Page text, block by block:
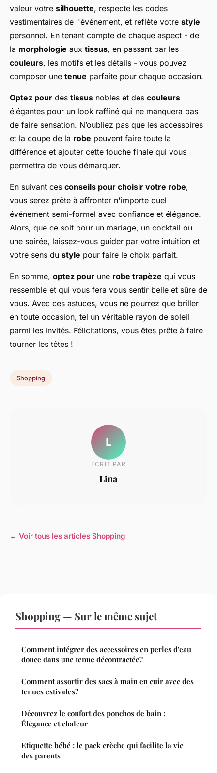
valeur votre silhouette, respecte les codes
vestimentaires de l'événement, et reflète votre style
personnel. En tenant compte de chaque aspect - de
la morphologie aux tissus, en passant par les
couleurs, les motifs et les détails - vous pouvez
composer une tenue parfaite pour chaque occasion.
Optez pour des tissus nobles et des couleurs
élégantes pour un look raffiné qui ne manquera pas
de faire sensation. N’oubliez pas que les accessoires
et la coupe de la robe peuvent faire toute la
différence et ajouter cette touche finale qui vous
permettra de vous démarquer.
En suivant ces conseils pour choisir votre robe,
vous serez prête à affronter n'importe quel
événement semi-formel avec confiance et élégance.
Alors, que ce soit pour un mariage, un cocktail ou
une soirée, laissez-vous guider par votre intuition et
votre sens du style pour faire le choix parfait.
En somme, optez pour une robe trapèze qui vous
ressemble et qui vous fera vous sentir belle et sûre de
vous. Avec ces astuces, vous ne pourrez que briller
en toute occasion, tel un véritable rayon de soleil
parmi les invités. Félicitations, vous êtes prête à faire
tourner les têtes !
Shopping
L
ECRIT PAR
Lina
← Voir tous les articles Shopping
Shopping — Sur le même sujet
Comment intégrer des accessoires en perles d'eau
douce dans une tenue décontractée?
Comment assortir des sacs à main en cuir avec des
tenues estivales?
Découvrez le confort des ponchos de bain :
Élégance et chaleur
Etiquette bébé : le pack crèche qui facilite la vie
des parents